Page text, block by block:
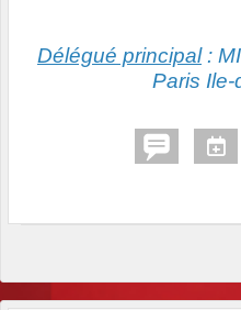
Délégué principal:
Paris